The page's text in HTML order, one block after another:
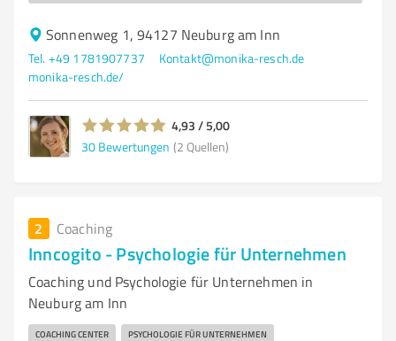
Sonnenweg 1, 94127 Neuburg am Inn
Tel. +49 1781907737
Kontakt@monika-resch.de
monika-resch.de/
4,93 / 5,00
30 Bewertungen (2 Quellen)
2 Coaching
Inncogito - Psychologie für Unternehmen
Coaching und Psychologie für Unternehmen in
Neuburg am Inn
COACHING CENTER PSYCHOLOGIE FÜR UNTERNEHMEN